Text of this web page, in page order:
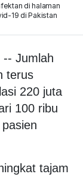
di halaman
19 di Pakistan
-- Jumlah
terus
220 juta
100 ribu
tajam